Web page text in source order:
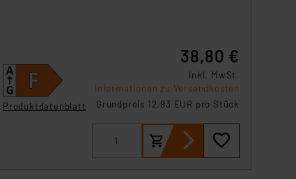
Produktdatenblatt
38,80 €
inkl. MwSt.
Informationen zu Versandkosten
Grundpreis 12.93 EUR pro Stück